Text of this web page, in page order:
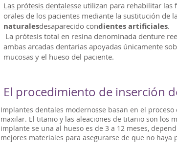
Las prótesis dentalesse utilizan para rehabilitar las
orales de los pacientes mediante la sustitución de la
naturalesdesaparecido condientes artificiales.
La prótesis total en resina denominada denture
ambas arcadas dentarias apoyadas únicamente
mucosas y el hueso del paciente. ​
El procedimiento de inserción
Implantes dentales modernosse basan en el proceso
maxilar. El titanio y las aleaciones de titanio son los
implante se una al hueso es de 3 a 12 meses,
mejores materiales para asegurarse de que no